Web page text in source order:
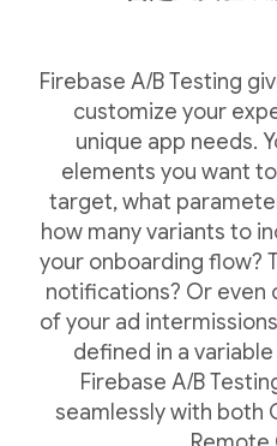
Firebase A/B Testing
customize your
unique app needs.
elements you want
target, what
how many variants to
your onboarding flow?
notifications? Or even
of your ad
defined in a
Firebase A/B
seamlessly with both